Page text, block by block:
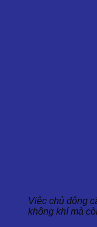
Việc chủ động
không khí mà